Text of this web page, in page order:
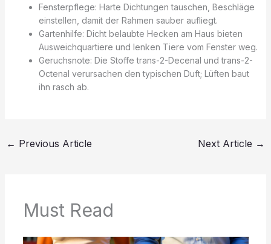
Fensterpflege: Harte Dichtungen tauschen, Beschläge
einstellen, damit der Rahmen sauber aufliegt.
Gartenhilfe: Dicht belaubte Hecken am Haus bieten
Ausweichquartiere und lenken Tiere vom Fenster weg.
Geruchsnote: Die Stoffe trans-2-Decenal und trans-2-
Octenal verursachen den typischen Duft; Lüften baut
ihn rasch ab.
← Previous Article Next Article →
Must Read